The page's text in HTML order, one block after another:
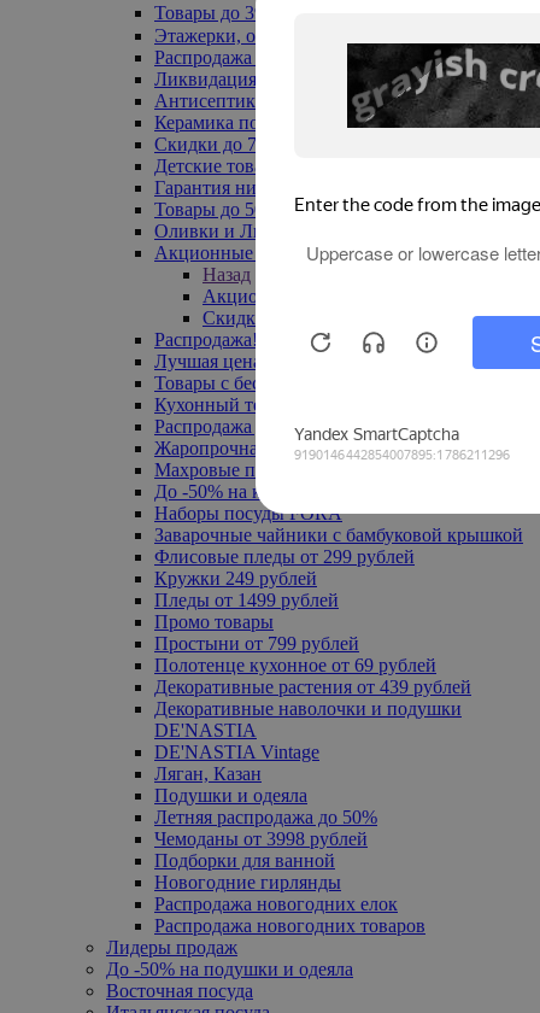
Товары до 399₽
Этажерки, обувницы
Распродажа текстиля до -50%
Ликвидация до -70%
Антисептики
Керамика по 129 руб
Скидки до 70%
Детские товары
Гарантия низкой цены
Товары до 500 руб
Оливки и Лимоны
Акционные товары
Назад
Акционные товары
Скидка 20% по промокоду
Распродажа! Ульяновск до -70%
Лучшая цена
Товары с бесплатной доставкой
Кухонный текстиль
Распродажа до -50%
Жаропрочная посуда
Махровые полотенца
До -50% на ковры
Наборы посуды FORA
Заварочные чайники с бамбуковой крышкой
Флисовые пледы от 299 рублей
Кружки 249 рублей
Пледы от 1499 рублей
Промо товары
Простыни от 799 рублей
Полотенце кухонное от 69 рублей
Декоративные растения от 439 рублей
Декоративные наволочки и подушки
DE'NASTIA
DE'NASTIA Vintage
Ляган, Казан
Подушки и одеяла
Летняя распродажа до 50%
Чемоданы от 3998 рублей
Подборки для ванной
Новогодние гирлянды
Распродажа новогодних елок
Распродажа новогодних товаров
Лидеры продаж
До -50% на подушки и одеяла
Восточная посуда